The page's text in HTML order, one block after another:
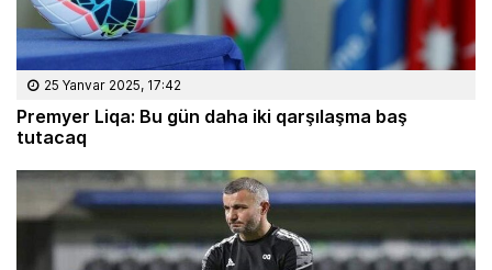
25 Yanvar 2025, 17:42
Premyer Liqa: Bu gün daha iki qarşılaşma baş
tutacaq